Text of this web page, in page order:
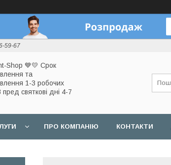
59-67
Shop ​💙💛 Срок
та
1-3 робочих
пред святкові дні 4-7
ПРО КОМПАНІЮ КОНТАКТИ